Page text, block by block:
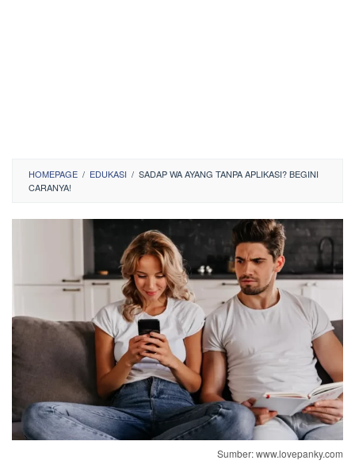
HOMEPAGE / EDUKASI / SADAP WA AYANG TANPA APLIKASI? BEGINI
CARANYA!
Sumber: www.lovepanky.com